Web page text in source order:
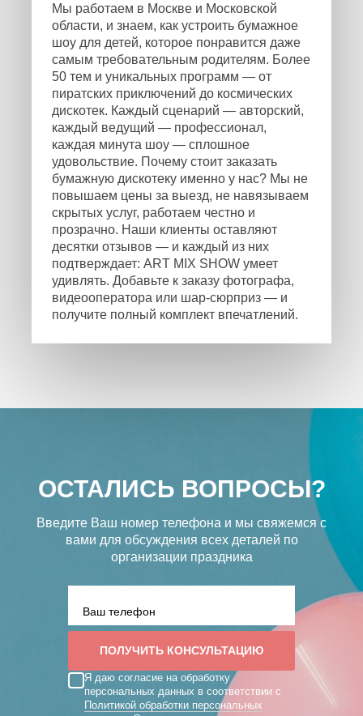
Мы работаем в Москве и Московской
области, и знаем, как устроить бумажное
шоу для детей, которое понравится даже
самым требовательным родителям. Более
50 тем и уникальных программ — от
пиратских приключений до космических
дискотек. Каждый сценарий — авторский,
каждый ведущий — профессионал,
каждая минута шоу — сплошное
удовольствие. Почему стоит заказать
бумажную дискотеку именно у нас? Мы не
повышаем цены за выезд, не навязываем
скрытых услуг, работаем честно и
прозрачно. Наши клиенты оставляют
десятки отзывов — и каждый из них
подтверждает: ART MIX SHOW умеет
удивлять. Добавьте к заказу фотографа,
видеооператора или шар-сюрприз — и
получите полный комплект впечатлений.
ОСТАЛИСЬ ВОПРОСЫ?
Введите Ваш номер телефона и мы свяжемся с
вами для обсуждения всех деталей по
организации праздника
Я даю согласие на обработку
персональных данных в соответствии с
Политикой обработки персональных